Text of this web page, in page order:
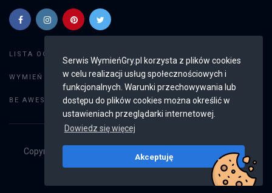
Serwis WymieńGry.pl korzysta z plików cookies
w celu realizacji usług społecznościowych i
funkcjonalnych. Warunki przechowywania lub
dostępu do plików cookies można określić w
ustawieniach przeglądarki internetowej.
Dowiedz się więcej
Akceptuję
LISTA OGŁOSZEŃ:
WYMIEŃ GRY: Dodaj ogłoszenie
BE AWESOME: Weryfikacja konta
Copyright © 2019 - 2026
Wszystkie prawa
v2.8.4